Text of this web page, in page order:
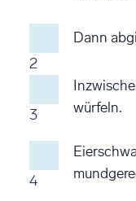
2
Dann
3
würfeln.
4